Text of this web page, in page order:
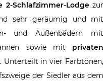
Schlafzimmer-Lodgezur
sehr geräumig und mit
und Außenbädern mit
sowie mit privaten
Unterteilt in vier Farbtönen,
der Siedler aus dem